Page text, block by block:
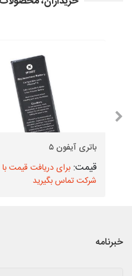
باتری آیفون ۵
برای دریافت قیمت با
شرکت تماس بگیرید
خبرنامه